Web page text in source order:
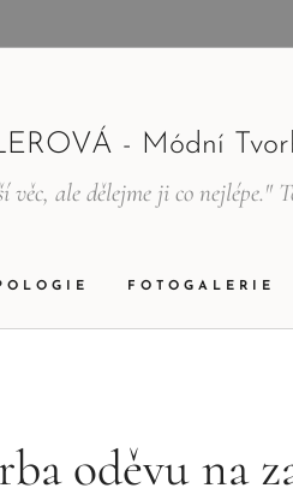
- Módní
věc, ale dělejme ji co nejlépe."
FOTOGALERIE
oděvu na